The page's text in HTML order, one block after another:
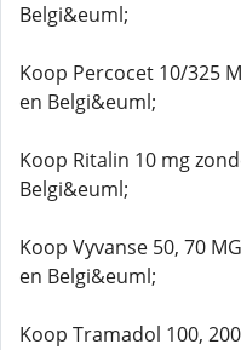
Belgi&euml;
Koop Percocet 10/325
en Belgi&euml;
Koop Ritalin 10 mg
Belgi&euml;
Koop Vyvanse 50, 70
en Belgi&euml;
Koop Tramadol 100,